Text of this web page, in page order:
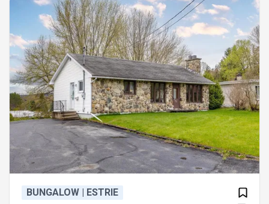
la superficie procure un con
BUNGALOW | ESTRIE